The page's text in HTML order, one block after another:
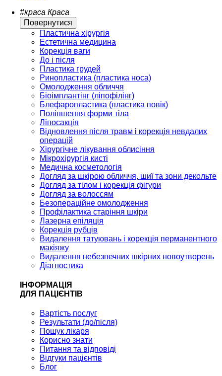
#краса Краса
Повернутися
Пластична хірургія
Естетична медицина
Корекція ваги
До і після
Пластика грудей
Ринопластика (пластика носа)
Омолодження обличчя
Біоімплантінг (ліпофілінг)
Блефаропластика (пластика повік)
Поліпшення форми тіла
Ліпосакція
Відновлення після травм і корекція невдалих
операцій
Хірургічне лікування облисіння
Мікрохірургія кисті
Медична косметологія
Догляд за шкірою обличчя, шиї та зони декольте
Догляд за тілом і корекція фігури
Догляд за волоссям
Безопераційне омолодження
Профілактика старіння шкіри
Лазерна епіляція
Корекція рубців
Видалення татуювань і корекція перманентного
макіяжу
Видалення небезпечних шкірних новоутворень
Діагностика
ІНФОРМАЦІЯ
ДЛЯ ПАЦІЄНТІВ
Вартість послуг
Результати (до/після)
Пошук лікаря
Корисно знати
Питання та відповіді
Відгуки пацієнтів
Блог